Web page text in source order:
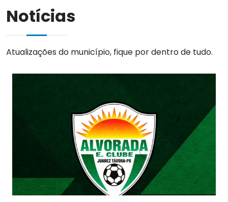
Notícias
Atualizações do município, fique por dentro de tudo.